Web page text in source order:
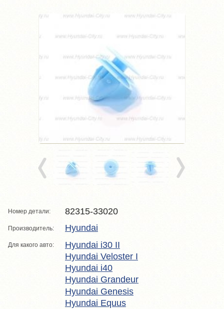
Номер детали: 82315-33020
Производитель: Hyundai
Для какого авто:
Hyundai i30 II
Hyundai Veloster I
Hyundai i40
Hyundai Grandeur
Hyundai Genesis
Hyundai Equus